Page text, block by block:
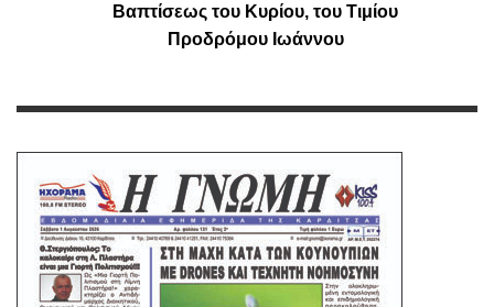
Βαπτίσεως του Κυρίου, του Τιμίου
Προδρόμου Ιωάννου